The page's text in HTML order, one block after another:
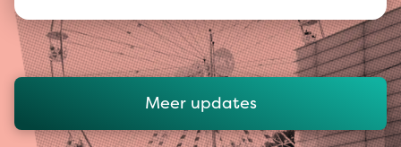
Meer updates